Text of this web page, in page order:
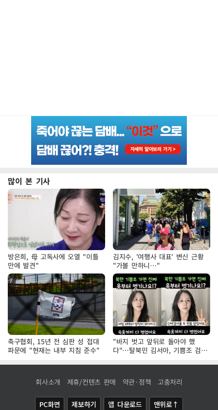
많이 본 기사
방은희, 母 고독사에 오열 "이틀
만에 발견"
김지수, '여행사 대표' 변신 근황
"가볼 만하니…"
축구협회, 15년 전 심판 성 접대
파문에 "현재는 내부 지침 준수"
"바지 벗고 앞뒤로 돌아야 했
다"…탈북민 김서아, 기쁨조 검사
수치심 회상
회사소개 제휴/컨텐츠 판매 약관·정책 고충처리
PC화면 제보하기 앱 다운로드 맨위로↑